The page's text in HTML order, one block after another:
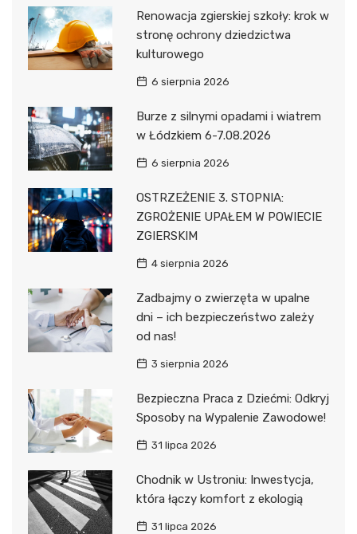
Renowacja zgierskiej szkoły: krok w
stronę ochrony dziedzictwa
kulturowego
6 sierpnia 2026
Burze z silnymi opadami i wiatrem
w Łódzkiem 6-7.08.2026
6 sierpnia 2026
OSTRZEŻENIE 3. STOPNIA:
ZGROŻENIE UPAŁEM W POWIECIE
ZGIERSKIM
4 sierpnia 2026
Zadbajmy o zwierzęta w upalne
dni – ich bezpieczeństwo zależy
od nas!
3 sierpnia 2026
Bezpieczna Praca z Dziećmi: Odkryj
Sposoby na Wypalenie Zawodowe!
31 lipca 2026
Chodnik w Ustroniu: Inwestycja,
która łączy komfort z ekologią
31 lipca 2026